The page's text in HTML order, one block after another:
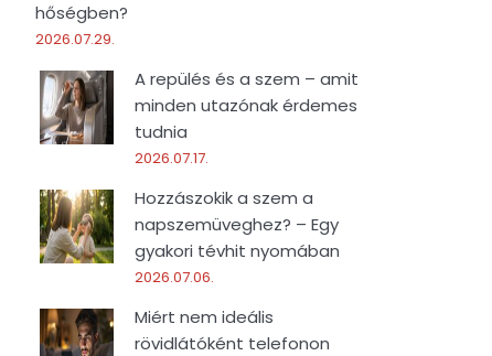
hőségben?
2026.07.29.
A repülés és a szem – amit
minden utazónak érdemes
tudnia
2026.07.17.
Hozzászokik a szem a
napszemüveghez? – Egy
gyakori tévhit nyomában
2026.07.06.
Miért nem ideális
rövidlátóként telefonon